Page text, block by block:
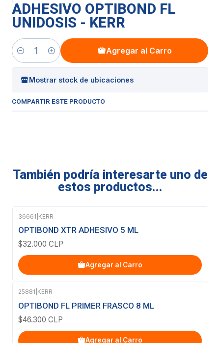
ADHESIVO OPTIBOND FL
UNIDOSIS - KERR
Cantidad
Agregar al Carro
Mostrar stock de ubicaciones
COMPARTIR ESTE PRODUCTO
También podría interesarte uno de
estos productos...
36661 KERR
OPTIBOND XTR ADHESIVO 5 ML
$32.000 CLP
Agregar al Carro
25881 KERR
OPTIBOND FL PRIMER FRASCO 8 ML
$46.300 CLP
Agregar al Carro